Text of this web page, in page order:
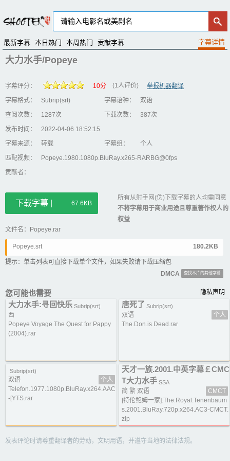
最新字幕 本日热门 本周热门 贡献字幕
大力水手/Popeye
字幕评分： 10分 (1人评价)
举报机器翻译
字幕格式：
Subrip(srt) 字幕语种：
双语
查阅次数：
1287次 下载次数：
387次
发布时间：
2022-04-06 18:52:15
字幕来源：
转载 字幕组：
个人
匹配视频：
Popeye.1980.1080p.BluRay.x265-RARBG@0fps
贡献者：
下载字幕 | 67.6KB
所有从射手网(伪)下载字幕的人均需同意
不将字幕用于商业用途且尊重著作权人的
权益
文件名：Popeye.rar
Popeye.srt 180.2KB
提示：单击列表可直接下载单个文件，如果失败请下载压缩包
DMCA
查找本片的其他字幕
您可能也需要 隐私声明
大力水手:寻回快乐 Subrip(srt)
西
Popeye Voyage The Quest for Pappy
(2004).rar
唐死了 Subrip(srt)
双语
个人
The.Don.is.Dead.rar
Subrip(srt)
双语
个人
Telefon.1977.1080p.BluRay.x264.AAC
-[YTS.rar
天才一族.2001.中英字幕￡CMC
T大力水手 SSA
简 繁 双语
CMCT
[特伦鲍姆一家].The.Royal.Tenenbaum
s.2001.BluRay.720p.x264.AC3-CMCT.
zip
发表评论时请尊重翻译者的劳动，文明用语，并遵守当地的法律法规。